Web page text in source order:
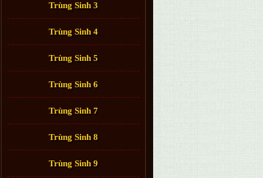
Trùng Sinh 3
Trùng Sinh 4
Trùng Sinh 5
Trùng Sinh 6
Trùng Sinh 7
Trùng Sinh 8
Trùng Sinh 9